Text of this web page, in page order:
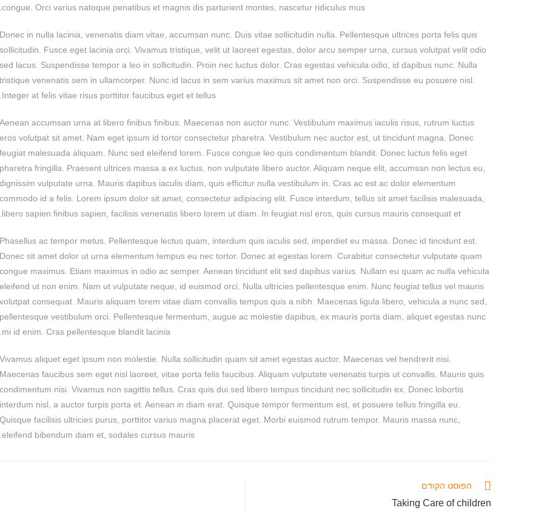
congue. Orci varius natoque penatibus et magnis dis parturient montes, nascetur ridiculus mus.
Donec in nulla lacinia, venenatis diam vitae, accumsan nunc. Duis vitae sollicitudin nulla. Pellentesque ultrices porta felis quis
sollicitudin. Fusce eget lacinia orci. Vivamus tristique, velit ut laoreet egestas, dolor arcu semper urna, cursus volutpat velit odio
sed lacus. Suspendisse tempor a leo in sollicitudin. Proin nec luctus dolor. Cras egestas vehicula odio, id dapibus nunc. Nulla
tristique venenatis sem in ullamcorper. Nunc id lacus in sem varius maximus sit amet non orci. Suspendisse eu posuere nisl.
Integer at felis vitae risus porttitor faucibus eget et tellus.
Aenean accumsan urna at libero finibus finibus. Maecenas non auctor nunc. Vestibulum maximus iaculis risus, rutrum luctus
eros volutpat sit amet. Nam eget ipsum id tortor consectetur pharetra. Vestibulum nec auctor est, ut tincidunt magna. Donec
feugiat malesuada aliquam. Nunc sed eleifend lorem. Fusce congue leo quis condimentum blandit. Donec luctus felis eget
pharetra fringilla. Praesent ultrices massa a ex luctus, non vulputate libero auctor. Aliquam neque elit, accumsan non lectus eu,
dignissim vulputate urna. Mauris dapibus iaculis diam, quis efficitur nulla vestibulum in. Cras ac est ac dolor elementum
commodo id a felis. Lorem ipsum dolor sit amet, consectetur adipiscing elit. Fusce interdum, tellus sit amet facilisis malesuada,
libero sapien finibus sapien, facilisis venenatis libero lorem ut diam. In feugiat nisl eros, quis cursus mauris consequat et.
Phasellus ac tempor metus. Pellentesque lectus quam, interdum quis iaculis sed, imperdiet eu massa. Donec id tincidunt est.
Donec sit amet dolor ut urna elementum tempus eu nec tortor. Donec at egestas lorem. Curabitur consectetur vulputate quam
congue maximus. Etiam maximus in odio ac semper. Aenean tincidunt elit sed dapibus varius. Nullam eu quam ac nulla vehicula
eleifend ut non enim. Nam ut vulputate neque, id euismod orci. Nulla ultricies pellentesque enim. Nunc feugiat tellus vel mauris
volutpat consequat. Mauris aliquam lorem vitae diam convallis tempus quis a nibh. Maecenas ligula libero, vehicula a nunc sed,
pellentesque vestibulum orci. Pellentesque fermentum, augue ac molestie dapibus, ex mauris porta diam, aliquet egestas nunc
mi id enim. Cras pellentesque blandit lacinia.
Vivamus aliquet eget ipsum non molestie. Nulla sollicitudin quam sit amet egestas auctor. Maecenas vel hendrerit nisi.
Maecenas faucibus sem eget nisl laoreet, vitae porta felis faucibus. Aliquam vulputate venenatis turpis ut convallis. Mauris quis
condimentum nisi. Vivamus non sagittis tellus. Cras quis dui sed libero tempus tincidunt nec sollicitudin ex. Donec lobortis
interdum nisl, a auctor turpis porta et. Aenean in diam erat. Quisque tempor fermentum est, et posuere tellus fringilla eu.
Quisque facilisis ultricies purus, porttitor varius magna placerat eget. Morbi euismod rutrum tempor. Mauris massa nunc,
eleifend bibendum diam et, sodales cursus mauris.
הפוסט הקודם
Taking Care of children